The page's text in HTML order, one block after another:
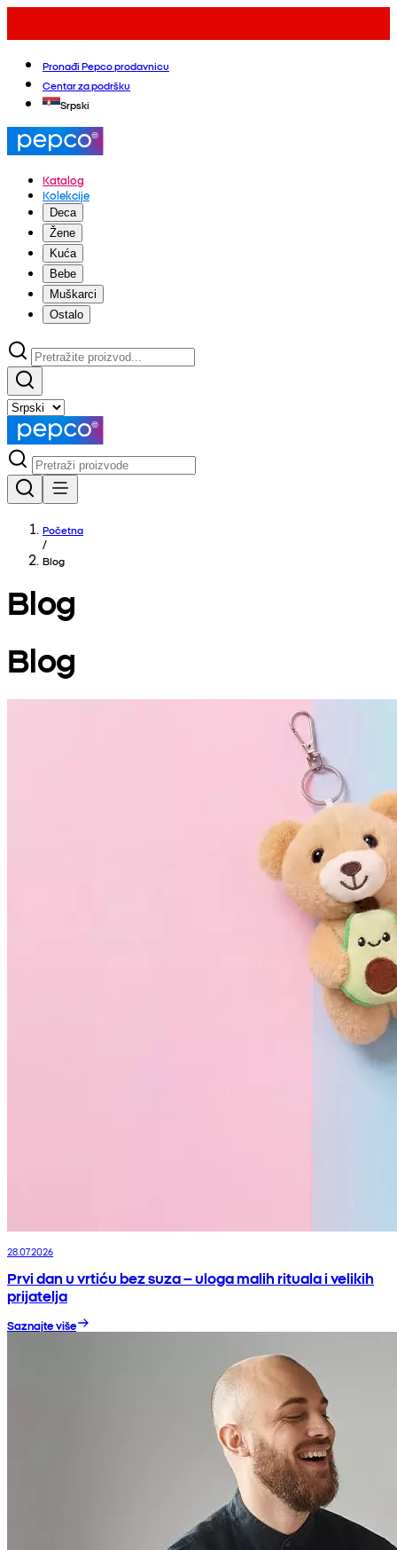
Pronađi Pepco prodavnicu
Centar za podršku
Srpski
Katalog
Kolekcije
Deca
Žene
Kuća
Bebe
Muškarci
Ostalo
Početna
/
Blog
Blog
Blog
28.07.2026
Prvi dan u vrtiću bez suza – uloga malih rituala i velikih
prijatelja
Saznajte više